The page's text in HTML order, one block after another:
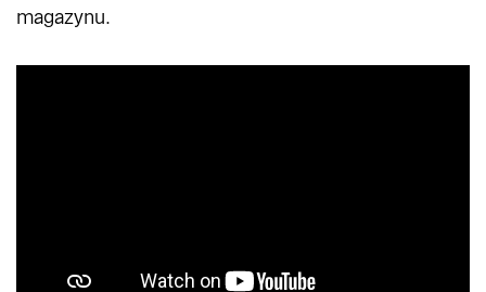
magazynu.